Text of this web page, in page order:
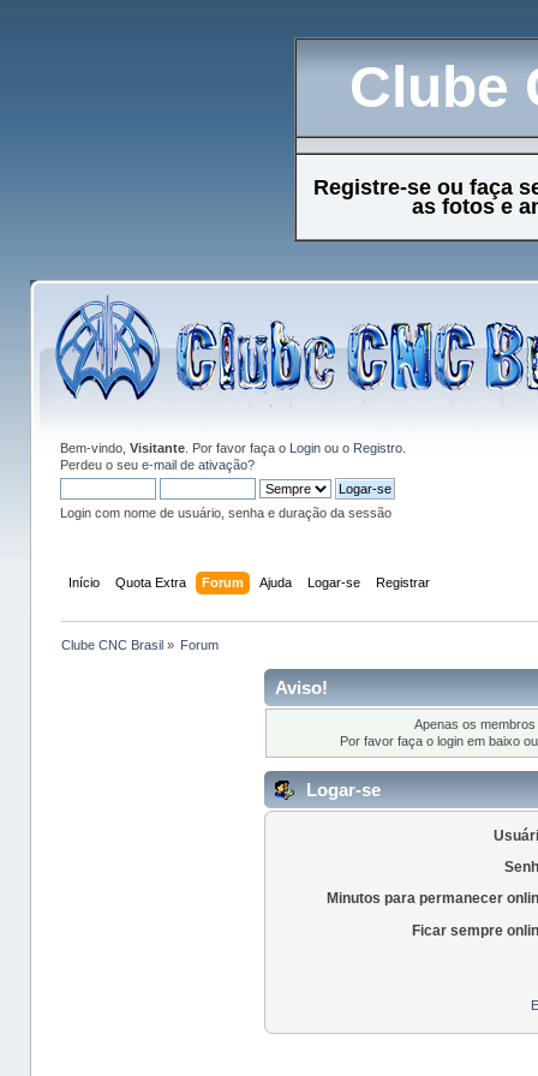
Clube
Registre-se ou faça
as fotos e
Bem-vindo, Visitante. Por favor faça o Loginou o Registro.
Perdeu o seu e-mail de ativação?
Login com nome de usuário, senha e duração da sessão
Início Quota Extra Forum Ajuda Logar-se Registrar
Clube CNC Brasil» Forum
Aviso!
Apenas os
Por favor faça o login em baixo
Logar-se
Minutos para permanecer
Ficar sempre